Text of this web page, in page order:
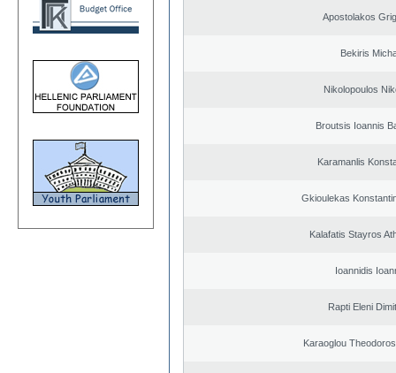
Apostolakos
Bekiris
Nikolopoulos
Broutsis Ioannis
Karamanlis
Gkioulekas
Kalafatis Stayros
Ioannidis
Rapti Eleni
Karaoglou